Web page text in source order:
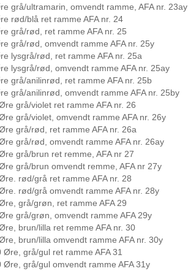
grå/ultramarin, omvendt ramme, AFA nr. 23ay
rød/blå ret ramme AFA nr. 24
grå/rød, ret ramme AFA nr. 25
grå/rød, omvendt ramme AFA nr. 25y
lysgrå/rød, ret ramme AFA nr. 25a
lysgrå/rød, omvendt ramme AFA nr. 25ay
grå/anilinrød, ret ramme AFA nr. 25b
grå/anilinrød, omvendt ramme AFA nr. 25by
grå/violet ret ramme AFA nr. 26
grå/violet, omvendt ramme AFA nr. 26y
grå/rød, ret ramme AFA nr. 26a
grå/rød, omvendt ramme AFA nr. 26ay
grå/brun ret remme, AFA nr 27
grå/brun omvendt remme, AFA nr 27y
rød/grå ret ramme AFA nr. 28
rød/grå omvendt ramme AFA nr. 28y
grå/grøn, ret ramme AFA 29
grå/grøn, omvendt ramme AFA 29y
brun/lilla ret remme AFA nr. 30
brun/lilla omvendt ramme AFA nr. 30y
Øre, grå/gul ret ramme AFA 31
Øre, grå/gul omvendt ramme AFA 31y